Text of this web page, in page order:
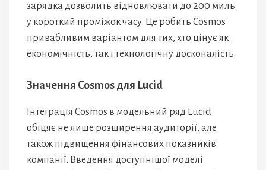
зарядка дозволить відновлювати до 200 миль
у короткий проміжок часу. Це робить Cosmos
привабливим варіантом для тих, хто цінує як
економічність, так і технологічну досконалість.
Значення Cosmos для Lucid
Інтеграція Cosmos в модельний ряд Lucid
обіцяє не лише розширення аудиторії, але
також підвищення фінансових показників
компанії. Введення доступнішої моделі